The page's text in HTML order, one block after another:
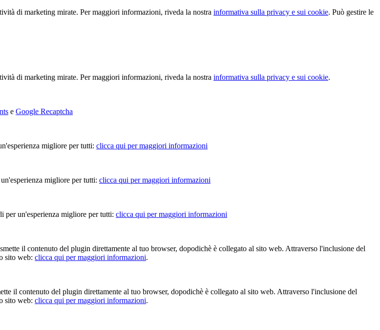
di marketing mirate. Per maggiori informazioni, riveda la nostra informativa sulla privacy e sui cookie. Può gestire le
di marketing mirate. Per maggiori informazioni, riveda la nostra informativa sulla privacy e sui cookie.
e Google Recaptcha
migliore per tutti: clicca qui per maggiori informazioni
migliore per tutti: clicca qui per maggiori informazioni
un'esperienza migliore per tutti: clicca qui per maggiori informazioni
il contenuto del plugin direttamente al tuo browser, dopodichè è collegato al sito web. Attraverso l'inclusione del
sito web: clicca qui per maggiori informazioni.
il contenuto del plugin direttamente al tuo browser, dopodichè è collegato al sito web. Attraverso l'inclusione del
sito web: clicca qui per maggiori informazioni.